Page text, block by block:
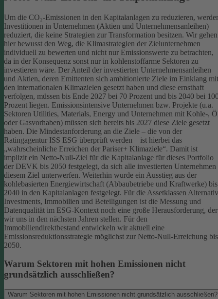
Um die CO₂-Emissionen in den Kapitalanlagen zu reduzieren,
Investitionen in Unternehmen (Aktien und Unternehmensanleihen)
reduziert, die keine Strategien zur Transformation besitzen. Wir gehen
hier bewusst den Weg, die Klimastrategien der Zielunternehmen
individuell zu bewerten und nicht nur Emissionswerte zu betrachten,
da in der Konsequenz sonst nur in kohlenstoffarme Sektoren zu
investieren wäre. Der Anteil der investierten Unternehmensanleihen
und Aktien, deren Emittenten sich ambitionierte Ziele im Einklang mit
den internationalen Klimazielen gesetzt haben und diese ernsthaft
verfolgen, müssen bis Ende 2027 bei 70 Prozent und bis 2040 bei
Prozent liegen. Emissionsintensive Unternehmen bzw. Projekte (u.a.
Sektoren Utilities, Materials, Energy und Unternehmen mit Kohle-,
oder Gasvorhaben) müssen sich bereits bis 2027 diese Ziele gesetzt
haben. Die Mindestanforderung an die Ziele – die von der
Ratingagentur ISS ESG überprüft werden – ist hierbei das
„wahrscheinliche Erreichen der Pariser+ Klimaziele“. Damit ist
implizit ein Netto-Null-Ziel für die Kapitalanlage für dieses Portfolio
der DEVK bis 2050 festgelegt, da sich alle investierten Unternehmen
diesem Ziel unterwerfen. Weiterhin wurde ein Ausstieg aus der
kohlebasierten Energiewirtschaft (Abbaubetriebe und Kraftwerke) bis
2040 in den Kapitalanlagen festgelegt. Für die Assetklassen
Investments, Immobilien und Beteiligungen ist die Messung und
Datenqualität im ESG-Kontext noch eine große Herausforderung, der
wir uns in den nächsten Jahren stellen. Für den
Immobiliendirektbestand entwickeln wir aktuell eine
Emissionsreduktionsstrategie möglichst zur Netto-Null-Erreichung bis
2050.
Warum Sektoren mit hohen Emissionen nicht
grundsätzlich ausschließen?
Warum Sektoren mit hohen Emissionen nicht grundsätzlich ausschließen?